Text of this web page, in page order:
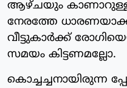
ആഴ്ചയും
നേരത്തേ
വീട്ടുകാർക്ക്
സമയം കിട്ടണമല്ലോ.
കൊച്ചച്ചനായിരുന്ന